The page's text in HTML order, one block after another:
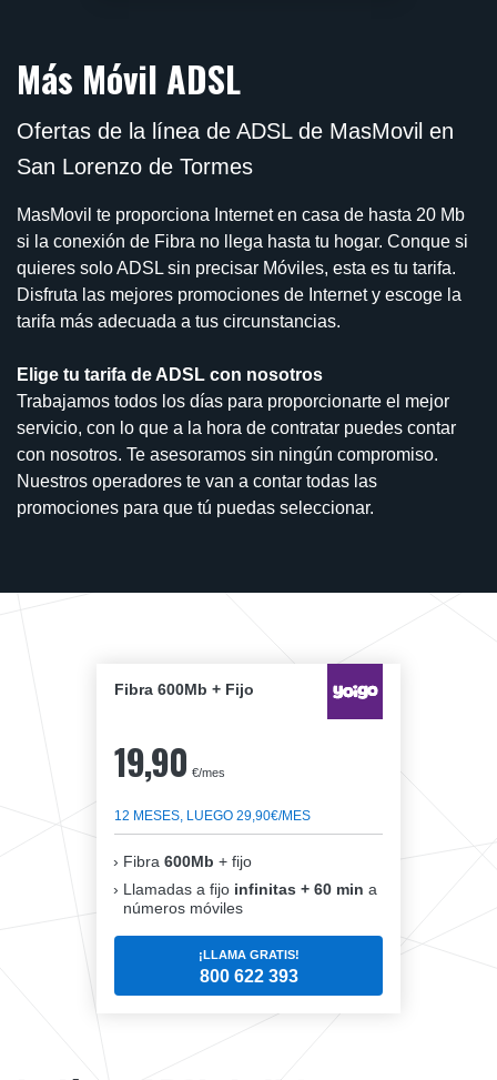
Más Móvil ADSL
Ofertas de la línea de ADSL de MasMovil en
San Lorenzo de Tormes
MasMovil te proporciona Internet en casa de hasta 20 Mb
si la conexión de Fibra no llega hasta tu hogar. Conque si
quieres solo ADSL sin precisar Móviles, esta es tu tarifa.
Disfruta las mejores promociones de Internet y escoge la
tarifa más adecuada a tus circunstancias.
Elige tu tarifa de ADSL con nosotros
Trabajamos todos los días para proporcionarte el mejor
servicio, con lo que a la hora de contratar puedes contar
con nosotros. Te asesoramos sin ningún compromiso.
Nuestros operadores te van a contar todas las
promociones para que tú puedas seleccionar.
Fibra 600Mb + Fijo
19,90 €/mes
12 MESES, LUEGO 29,90€/MES
Fibra 600Mb + fijo
Llamadas a fijo infinitas + 60 min a
números móviles
¡LLAMA GRATIS!
800 622 393